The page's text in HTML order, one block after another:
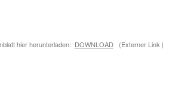
hier herunterladen: DOWNLOAD
(Externer Link |